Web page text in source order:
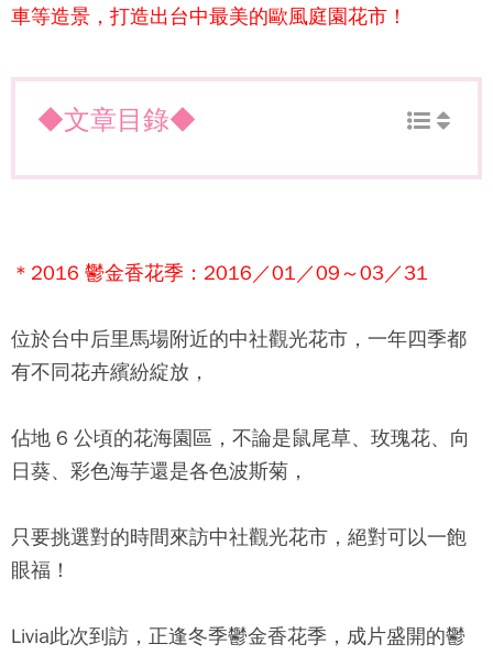
車等造景，打造出台中最美的歐風庭園花市！
◆文章目錄◆
＊2016 鬱金香花季：2016／01／09～03／31
位於台中后里馬場附近的中社觀光花市 ，一年四季都
有不同花卉繽紛綻放，
佔地 6 公頃的花海園區，不論是鼠尾草、玫瑰花、向
日葵、彩色海芋還是各色波斯菊，
只要挑選對的時間來訪中社觀光花市 ，絕對可以一飽
眼福！
Livia此次到訪，正逢冬季鬱金香花季，成片盛開的鬱